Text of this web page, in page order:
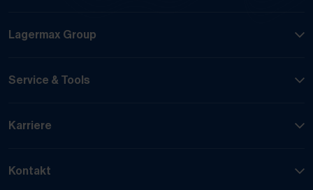
Lagermax Group
Service & Tools
Karriere
Kontakt